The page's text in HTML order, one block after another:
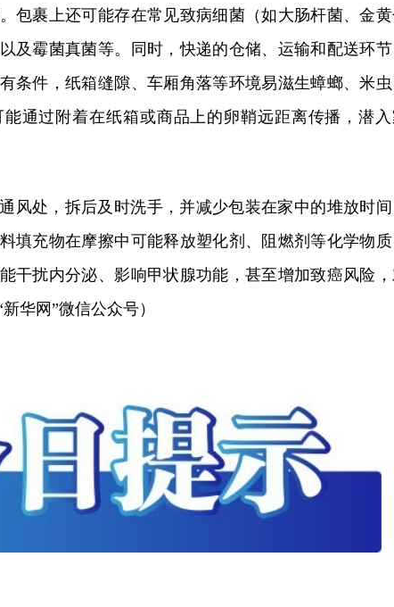
包裹上还可能存在常见致病细菌（如大肠杆菌、金
及霉菌真菌等。同时，快递的仓储、运输和配送环
条件，纸箱缝隙、车厢角落等环境易滋生蟑螂、米
通过附着在纸箱或商品上的卵鞘远距离传播，潜
风处，拆后及时洗手，并减少包装在家中的堆放时
填充物在摩擦中可能释放塑化剂、阻燃剂等化学物
干扰内分泌、影响甲状腺功能，甚至增加致癌风险
华网”微信公众号）